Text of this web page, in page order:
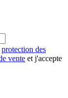
protection des
vente et j'accepte